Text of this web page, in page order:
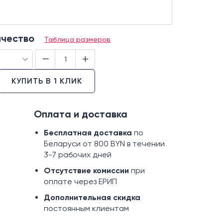
Таблица размеров
− +
КУПИТЬ В 1 КЛИК
Оплата и доставка
Бесплатная доставка по
Беларуси от 800 BYN в течении
3-7 рабочих дней
Отсутствие комиссии при
оплате через ЕРИП
Дополнительная скидка
постоянным клиентам